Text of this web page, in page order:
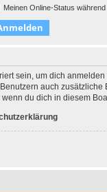
Meinen Online-Status
sein, um dich
auch
du dich in diesem